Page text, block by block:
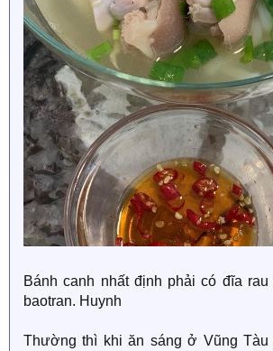
Bánh canh nhất định phải có đĩa
baotran. Huynh
Thường thì khi ăn sáng ở Vũng